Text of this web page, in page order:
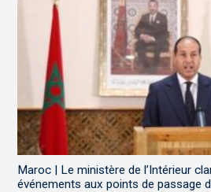
Maroc | Le ministère de l’Intérieur
événements aux points de passage